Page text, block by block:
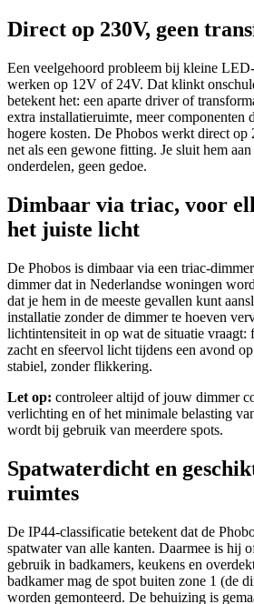
Direct op 230V, geen
Een veelgehoord probleem bij kleine
werken op 12V of 24V. Dat klinkt
betekent het: een aparte driver of
extra installatieruimte, meer componenten
hogere kosten. De Phobos werkt direct
net als een gewone fitting. Je sluit hem
onderdelen, geen gedoe.
Dimbaar via triac, voor
het juiste licht
De Phobos is dimbaar via een triac-
dimmer dat in Nederlandse woningen
dat je hem in de meeste gevallen kunt
installatie zonder de dimmer te hoeven
lichtintensiteit in op wat de situatie vraagt:
zacht en sfeervol licht tijdens een avond
stabiel, zonder flikkering.
Let op: controleer altijd of jouw dimmer
verlichting en of het minimale belasting
wordt bij gebruik van meerdere spots.
Spatwaterdicht en
ruimtes
De IP44-classificatie betekent dat de
spatwater van alle kanten. Daarmee is hij
gebruik in badkamers, keukens en
badkamer mag de spot buiten zone 1 (de
worden gemonteerd. De behuizing is